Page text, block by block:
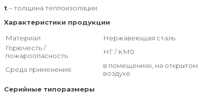
t – толщина теплоизоляции.
Характеристики продукции
Материал
Нержавеющая сталь
Горючесть /
пожароопасность
НГ / КМ0
Среда применения
в помещениях, на открытом
воздухе
Серийные типоразмеры